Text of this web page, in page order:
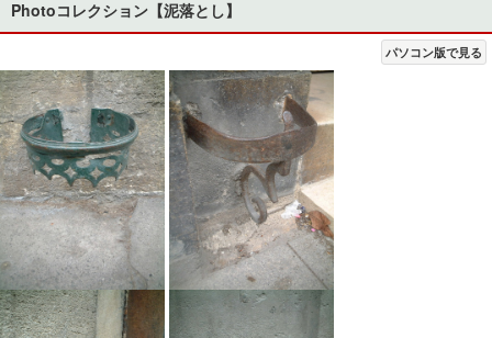
Photoコレクション【泥落とし】
パソコン版で見る